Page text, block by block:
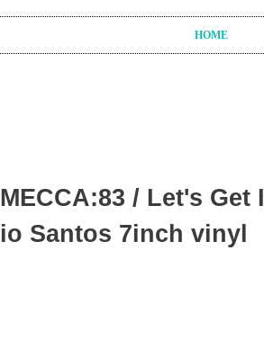
HOME
MECCA:83 / Let's
io Santos 7inch vinyl